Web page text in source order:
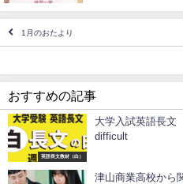
1月のおたより
おすすめの記事
英語長文教材（白）
大学入試英語長文 高校3年 白4
difficult
津山商業高校から